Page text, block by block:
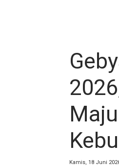
Kamis, 18 Juni